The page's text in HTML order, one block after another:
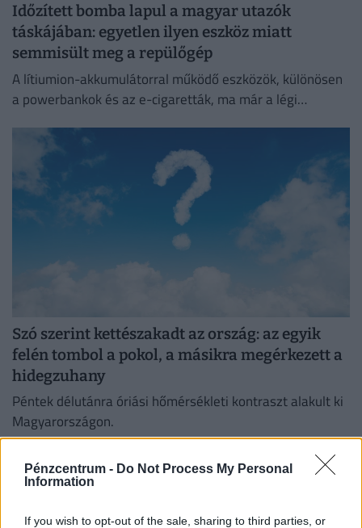
Pénzcentrum - Do Not Process My Personal
Information
If you wish to opt-out of the sale, sharing to third parties, or
Időzített bomba lapul a magyar utazók
táskájában: egyetlen ilyen eszköz miatt
semmisült meg a repülőgép
A lítiumion-akkumulátorral működő eszközök, különösen
a powerbankok és az e-cigaretták, ma már a légi
jelentik.
Szó szerint kettészakadt az ország: az egyik
felén tombol a pokol, a másikra megérkezett a
hidegzuhany
Péntek délutánra óriási hőmérsékleti kontraszt alakult ki
Magyarországon.